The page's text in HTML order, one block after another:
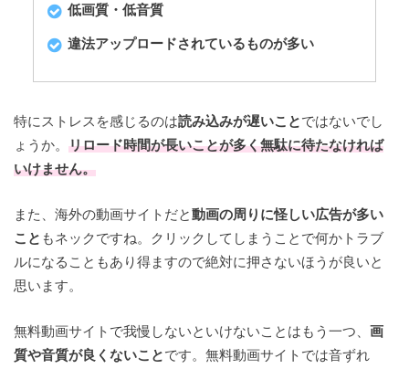
低画質・低音質
違法アップロードされているものが多い
特にストレスを感じるのは読み込みが遅いことではないでし
ょうか。 リロード時間が長いことが多く無駄に待たなければ
いけません。
また、海外の動画サイトだと動画の周りに怪しい広告が多い
こと もネックですね。クリックしてしまうことで何かトラブ
ルになることもあり得ますので絶対に押さないほうが良いと
思います。
無料動画サイトで我慢しないといけないことはもう一つ、 画
質や音質が良くないことです。無料動画サイトでは音ずれ